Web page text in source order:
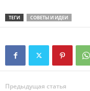
ТЕГИ СОВЕТЫ И ИДЕИ
Предыдущая статья